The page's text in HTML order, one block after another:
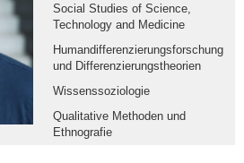
Social Studies of Science,
Technology and Medicine
Humandifferenzierungsforschung
und Differenzierungstheorien
Wissenssoziologie
Qualitative Methoden und
Ethnografie